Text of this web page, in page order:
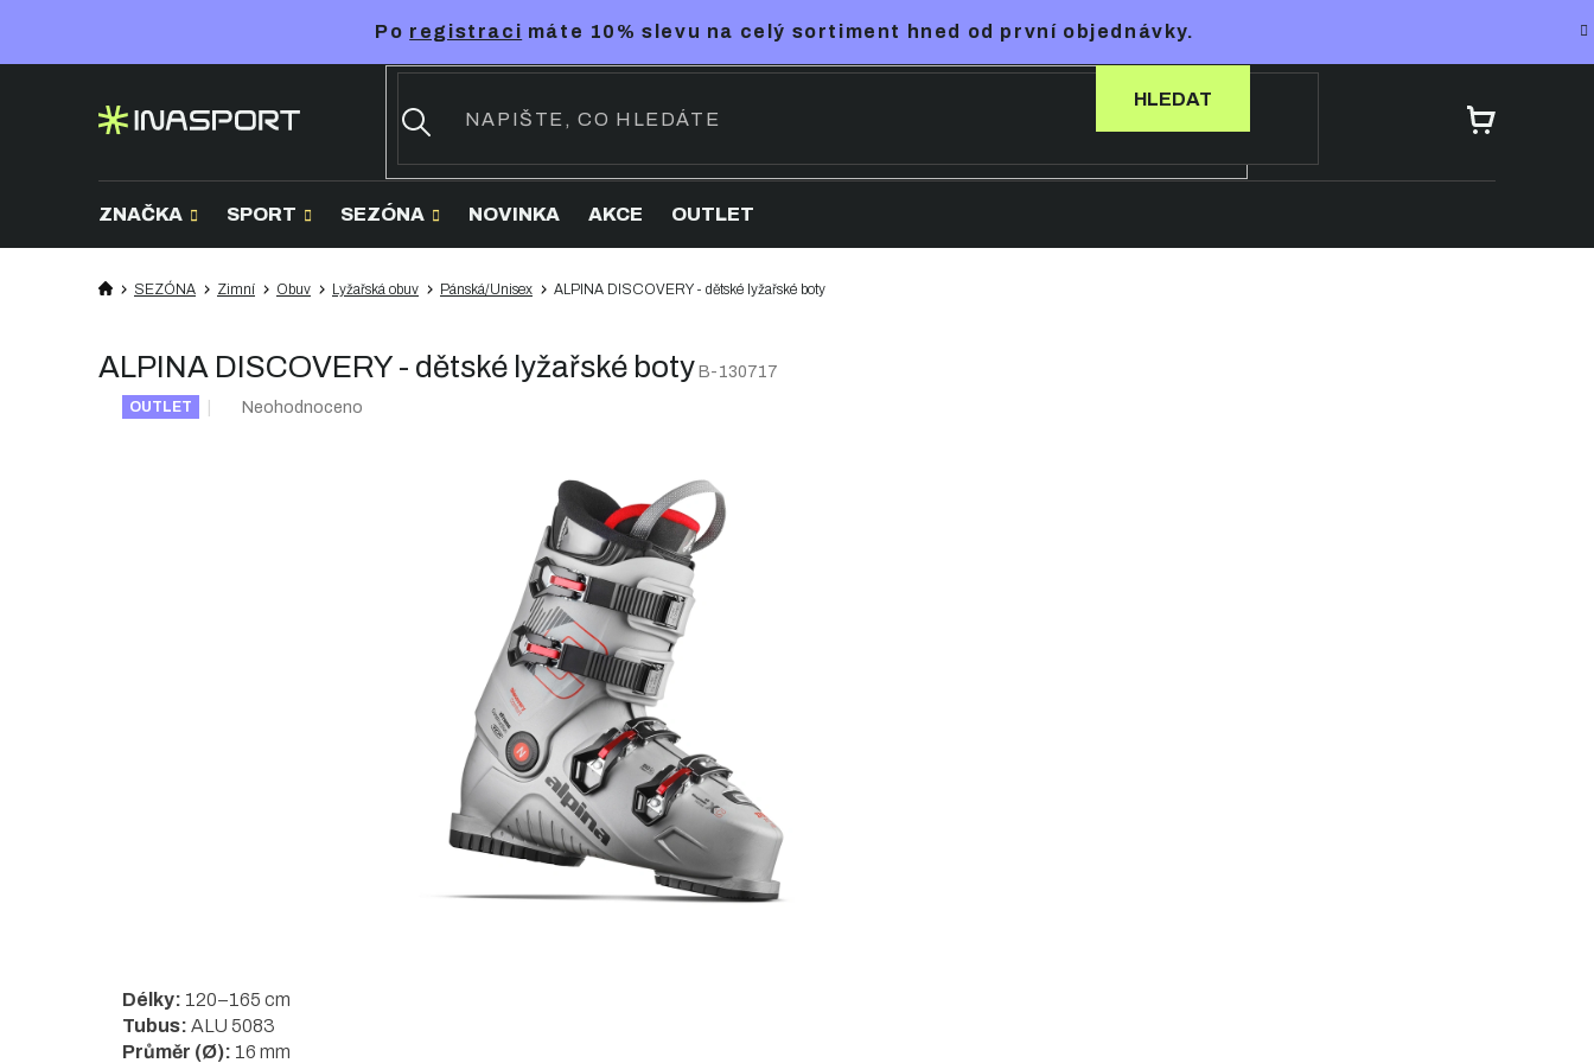
Po registraci máte 10% slevu na celý sortiment hned od první objednávky.
HLEDAT
NÁKUPNÍ
ZNAČKA SPORT SEZÓNA NOVINKA AKCE OUTLET
SEZÓNA Zimní Obuv Lyžařská obuv Pánská/Unisex ALPINA DISCOVERY - dětské lyžařské boty
ALPINA DISCOVERY - dětské lyžařské boty B-130717
OUTLET
Průměrné
Neohodnoceno
Délky: 120–165 cm
Tubus: ALU 5083
Průměr (Ø): 16 mm